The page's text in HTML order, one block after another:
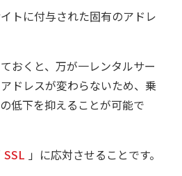
トに付与された固有のアドレ
おくと、万が一レンタルサー
ドレスが変わらないため、乗
低下を抑えることが可能で
SSL 」に応対させることです。